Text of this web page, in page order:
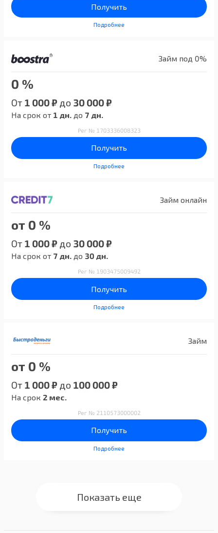
Получить
Подробнее
Займ под 0%
0 %
От 1 000 ₽ до 30 000 ₽
На срок от 1 дн. до 7 дн.
Рег № 1703336008323
Получить
Подробнее
Займ онлайн
от 0 %
От 1 000 ₽ до 30 000 ₽
На срок от 7 дн. до 30 дн.
Рег № 1903475009492
Получить
Подробнее
Займ
от 0 %
От 1 000 ₽ до 100 000 ₽
На срок 2 мес.
Рег № 2110573000002
Получить
Подробнее
Показать еще